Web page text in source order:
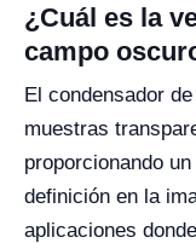
¿Cuál es la
campo
El condensador
muestras
proporcionando
definición en la
aplicaciones